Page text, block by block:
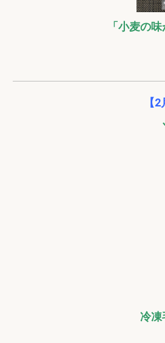
「小麦の
【
冷凍